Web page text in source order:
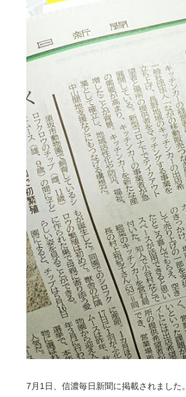
7月1日、信濃毎日新聞に掲載されました。